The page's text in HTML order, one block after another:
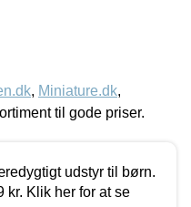
, Miniature.dk,
til gode priser.
udstyr til børn.
kr. Klik her for at se